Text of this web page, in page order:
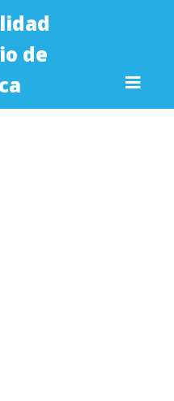
de